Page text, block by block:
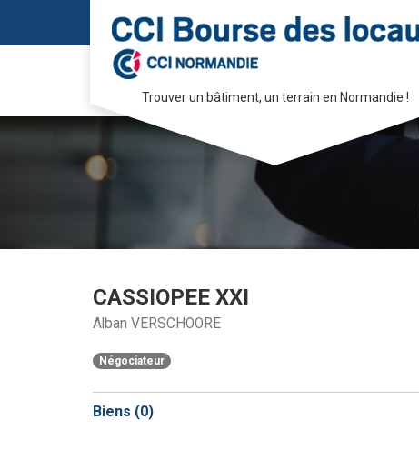
Trouver un bâtiment, un terrain en Normandie !
CASSIOPEE XXI
Alban VERSCHOORE
Négociateur
Biens (0)